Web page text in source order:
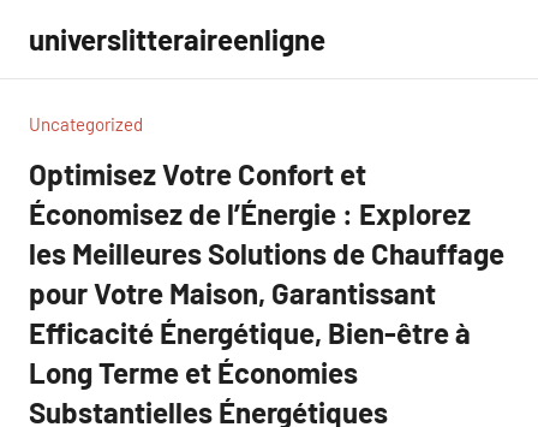
contenu
universlitteraireenligne
Uncategorized
Optimisez Votre Confort et
Économisez de l’Énergie : Explorez
les Meilleures Solutions de Chauffage
pour Votre Maison, Garantissant
Efficacité Énergétique, Bien-être à
Long Terme et Économies
Substantielles Énergétiques